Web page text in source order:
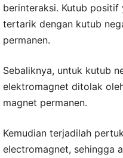
berinteraksi. Kutub
tertarik dengan kutub
permanen.
Sebaliknya, untuk kutub
elektromagnet ditolak
magnet permanen.
Kemudian terjadilah
electromagnet, sehingga